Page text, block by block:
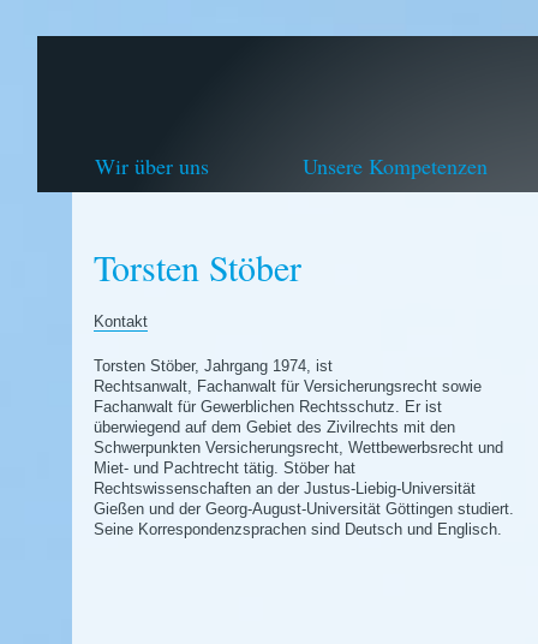
Wir über uns Unsere Kompetenzen
Torsten Stöber
Kontakt
Torsten Stöber, Jahrgang 1974, ist
Rechtsanwalt, Fachanwalt für Versicherungsrecht sowie
Fachanwalt für Gewerblichen Rechtsschutz. Er ist
überwiegend auf dem Gebiet des Zivilrechts mit den
Schwerpunkten Versicherungsrecht, Wettbewerbsrecht und
Miet- und Pachtrecht tätig. Stöber hat
Rechtswissenschaften an der Justus-Liebig-Universität
Gießen und der Georg-August-Universität Göttingen studiert.
Seine Korrespondenzsprachen sind Deutsch und Englisch.